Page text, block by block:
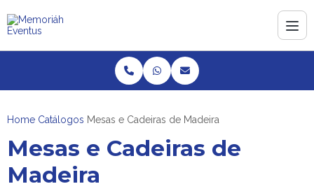
Home Catálogos Mesas e Cadeiras de Madeira
Mesas e Cadeiras de
Madeira